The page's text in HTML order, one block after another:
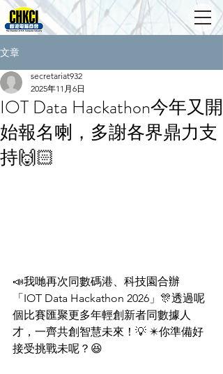
文章
IOT Data Hackathon今年又開
始報名喇，多謝各界鼎力支
持🙌🏻
secretariat932
2025年11月6日
📣我哋再次同數碼港、科技園合辦
「IOT Data Hackathon 2026」🎊透過呢
個比賽匯聚更多年輕創新者同數據人
才，一齊共創智慧未來！💡 ✴️你準備好
接受挑戰未呢？😆